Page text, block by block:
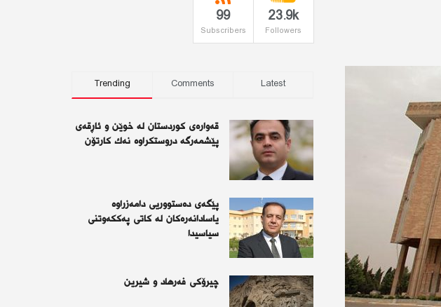
23.9k
Followers
99
Subscribers
Trending Comments Latest
قەوارەی كوردستان لە خوێن و ئاڕقەی
پێشمەرگە دروستكراوە نەك كارتۆن
پێگەی دەستووریی دامەزراوە
یاسادانەرەكان لە كاتی پەككەوتنی
سیاسیدا
چیرۆكی فەرهاد و شیرین